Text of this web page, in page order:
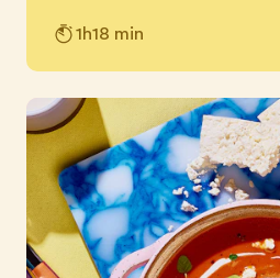
1h18 min